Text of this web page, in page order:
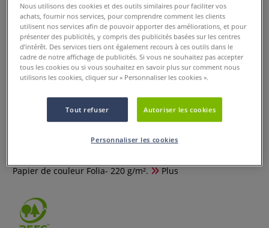
Papier de couleur Folia
Papier de couleur Folia- 220 g/m².
Plus
Nous utilisons des cookies et des outils similaires pour faciliter vos
achats, fournir nos services, pour comprendre comment les clients
utilisent nos services afin de pouvoir apporter des améliorations, et pour
présenter des publicités, y compris des publicités basées sur les centres
d’intérêt. Des services tiers ont également recours à ces outils dans le
cadre de notre affichage de publicités. Si vous ne souhaitez pas accepter
tous les cookies ou si vous souhaitez en savoir plus sur comment nous
utilisons les cookies, cliquer sur « Personnaliser les cookies ».
Tout refuser Autoriser les cookies
Personnaliser les cookies